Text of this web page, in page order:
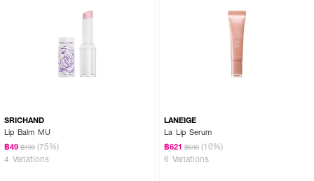
SRICHAND
Lip Balm MU
฿49 ฿199 (75%)
4 Variations
LANEIGE
La Lip Serum
฿621 ฿690 (10%)
6 Variations